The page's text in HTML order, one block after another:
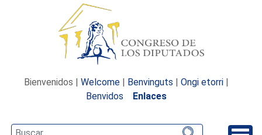
Bienvenidos | Welcome | Benvinguts | Ongi etorri |
Benvidos
Enlaces